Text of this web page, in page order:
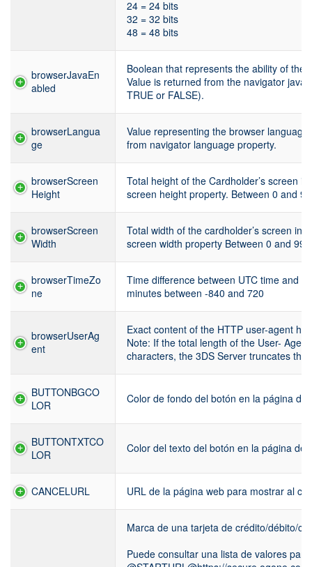
24 = 24 bits
32 = 32 bits
48 = 48 bits
browserJavaEn
abled
Boolean that represents the ability of the
Value is returned from the navigator java
TRUE or FALSE).
browserLangua
ge
Value representing the browser
from navigator language property.
browserScreen
Height
Total height of the Cardholder’s screen
screen height property. Between 0 and
browserScreen
Width
Total width of the cardholder’s screen in
screen width property Between 0 and
browserTimeZo
ne
Time difference between UTC time and
minutes between -840 and 720
browserUserAg
ent
Exact content of the HTTP user-agent
Note: If the total length of the User-
characters, the 3DS Server truncates the
BUTTONBGCO
LOR
Color de fondo del botón en la página de
BUTTONTXTCO
LOR
Color del texto del botón en la página de
CANCELURL URL de la página web para mostrar al
Marca de una tarjeta de crédito/débito/
Puede consultar una lista de valores